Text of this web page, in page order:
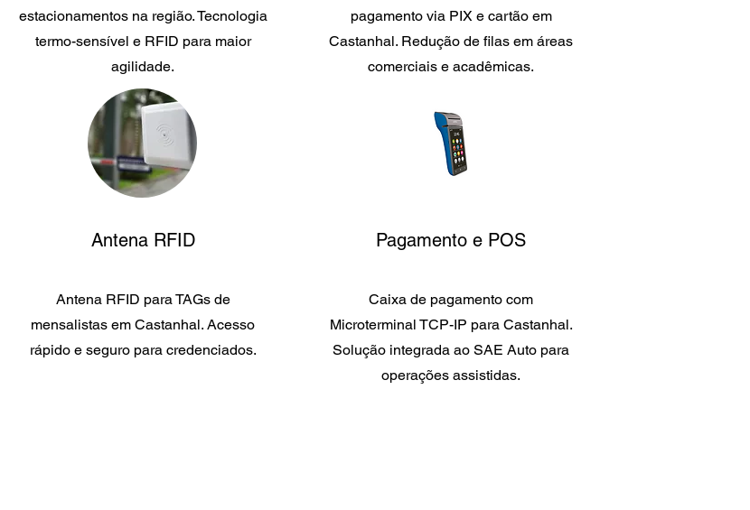
estacionamentos na região. Tecnologia
termo-sensível e RFID para maior
agilidade.
pagamento via PIX e cartão em
Castanhal. Redução de filas em áreas
comerciais e acadêmicas.
Antena RFID
Antena RFID para TAGs de
mensalistas em Castanhal. Acesso
rápido e seguro para credenciados.
Pagamento e POS
Caixa de pagamento com
Microterminal TCP-IP para Castanhal.
Solução integrada ao SAE Auto para
operações assistidas.